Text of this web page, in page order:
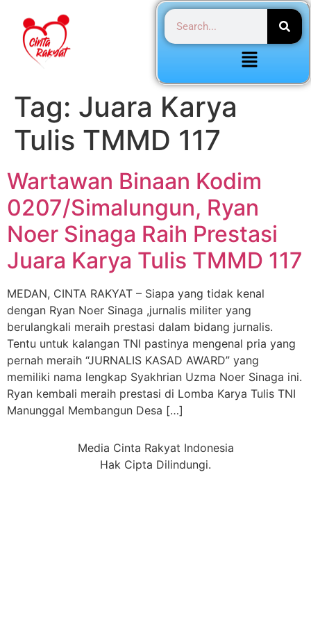
Tag: Juara Karya
Tulis TMMD 117
Wartawan Binaan Kodim
0207/Simalungun, Ryan
Noer Sinaga Raih Prestasi
Juara Karya Tulis TMMD 117
MEDAN, CINTA RAKYAT – Siapa yang tidak kenal
dengan Ryan Noer Sinaga ,jurnalis militer yang
berulangkali meraih prestasi dalam bidang jurnalis.
Tentu untuk kalangan TNI pastinya mengenal pria yang
pernah meraih “JURNALIS KASAD AWARD” yang
memiliki nama lengkap Syakhrian Uzma Noer Sinaga ini.
Ryan kembali meraih prestasi di Lomba Karya Tulis TNI
Manunggal Membangun Desa […]
Media Cinta Rakyat Indonesia
Hak Cipta Dilindungi.